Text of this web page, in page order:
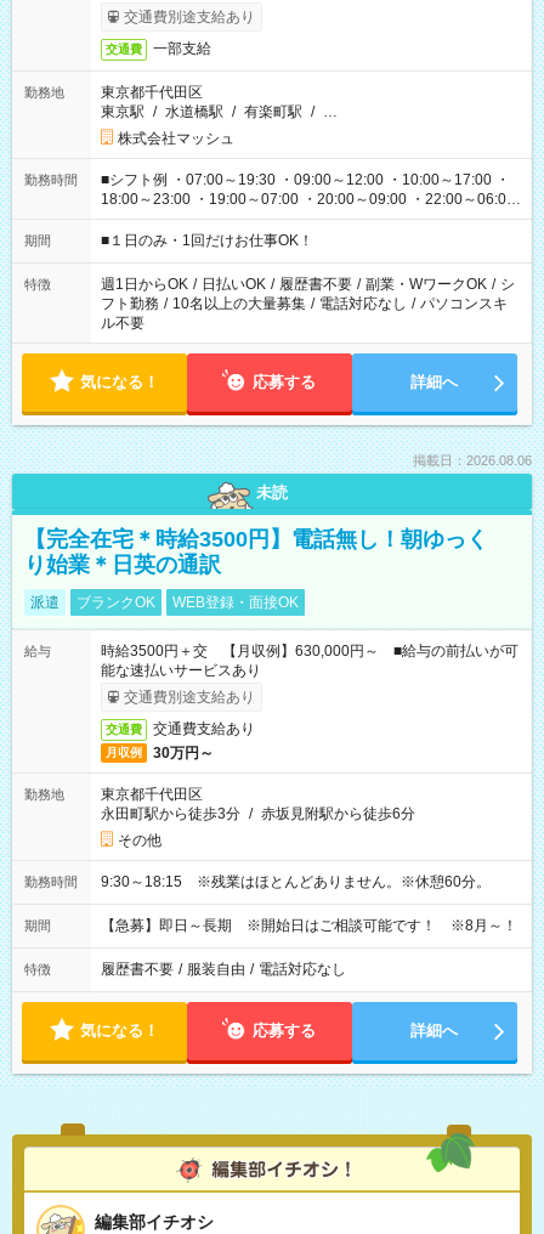
交通費別途支給あり
交通費 一部支給
勤務地
東京都千代田区
東京駅 / 水道橋駅 / 有楽町駅 / …
株式会社マッシュ
勤務時間
■シフト例 ・07:00～19:30 ・09:00～12:00 ・10:00～17:00 ・
18:00～23:00 ・19:00～07:00 ・20:00～09:00 ・22:00～06:00
etc ★最短で3時間で5,120円のお仕事から 15時間で2万円近く稼
げるお仕事も！ ご希望のお時間に合わせてご紹介！ ※シフトは
ください！
期間 ■１日のみ・1回だけお仕事OK！
特徴 週1日からOK / 日払いOK / 履歴書不要 / 副業・WワークOK / シ
フト勤務 / 10名以上の大量募集 / 電話対応なし / パソコンスキ
ル不要
気になる！ 応募する 詳細へ
掲載日：2026.08.06
未読
【完全在宅＊時給3500円】電話無し！朝ゆっく
り始業＊日英の通訳
派遣 ブランクOK WEB登録・面接OK
給与
時給3500円＋交 【月収例】630,000円～ ■給与の前払いが可
能な速払いサービスあり
交通費別途支給あり
交通費 交通費支給あり
月収例 30万円～
勤務地
東京都千代田区
永田町駅から徒歩3分 / 赤坂見附駅から徒歩6分
その他
勤務時間 9:30～18:15 ※残業はほとんどありません。※休憩60分。
期間 【急募】即日～長期 ※開始日はご相談可能です！ ※8月～！
特徴 履歴書不要 / 服装自由 / 電話対応なし
気になる！ 応募する 詳細へ
編集部イチオシ